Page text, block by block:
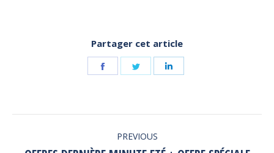
Partager cet article
Share
Share
PREVIOUS